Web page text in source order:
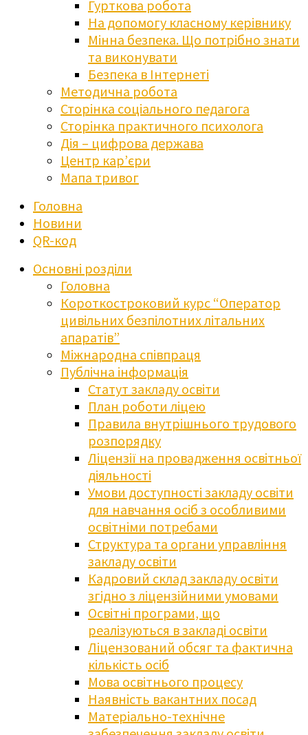
Гурткова робота
На допомогу класному керівнику
Мінна безпека. Що потрібно знати
та виконувати
Безпека в Інтернеті
Методична робота
Сторінка соціального педагога
Сторінка практичного психолога
Дія – цифрова держава
Центр кар’єри
Мапа тривог
Головна
Новини
QR-код
Основні розділи
Головна
Короткостроковий курс “Оператор
цивільних безпілотних літальних
апаратів”
Міжнародна співпраця
Публічна інформація
Статут закладу освіти
План роботи ліцею
Правила внутрішнього трудового
розпорядку
Ліцензії на провадження освітньої
діяльності
Умови доступності закладу освіти
для навчання осіб з особливими
освітніми потребами
Структура та органи управління
закладу освіти
Кадровий склад закладу освіти
згідно з ліцензійними умовами
Освітні програми, що
реалізуються в закладі освіти
Ліцензований обсяг та фактична
кількість осіб
Мова освітнього процесу
Наявність вакантних посад
Матеріально-технічне